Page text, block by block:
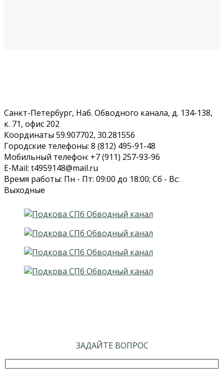
Санкт-Петербург, Наб. Обводного канала, д. 134-138,
к. 71, офис 202
Координаты 59.907702, 30.281556
Городские телефоны: 8 (812) 495-91-48
Мобильный телефон: +7 (911) 257-93-96
E-Mail: t4959148@mail.ru
Время работы: Пн - Пт: 09:00 до 18:00; Сб - Вс:
Выходные
ЗАДАЙТЕ ВОПРОС